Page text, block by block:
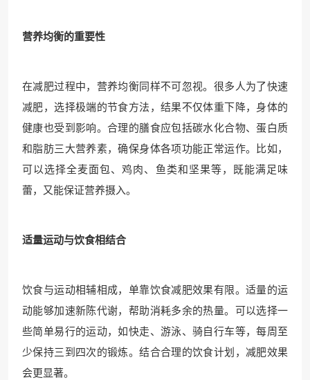
营养均衡的重要性
在减肥过程中，营养均衡同样不可忽视。很多人为了快速
减肥，选择极端的节食方法，结果不仅体重下降，身体的
健康也受到影响。合理的膳食应包括碳水化合物、蛋白质
和脂肪三大营养素，确保身体各项功能正常运作。比如，
可以选择全麦面包、鸡肉、鱼类和坚果等，既能满足味
蕾，又能保证营养摄入。
适量运动与饮食相结合
饮食与运动相辅相成，单靠饮食减肥效果有限。适量的运
动能够加速新陈代谢，帮助消耗多余的热量。可以选择一
些简单易行的运动，如快走、游泳、骑自行车等，每周至
少保持三到四次的锻炼。结合合理的饮食计划，减肥效果
会更显著。